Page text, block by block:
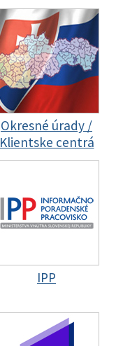
Okresné úrady /
Klientske centrá
IPP